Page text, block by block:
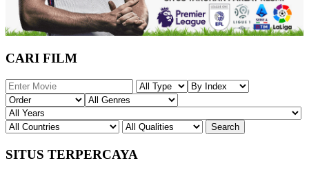
CARI FILM
SITUS TERPERCAYA